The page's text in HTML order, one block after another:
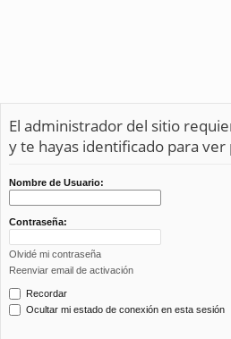
El administrador del sitio
y te hayas identificado para ver
Nombre de Usuario:
Contraseña:
Olvidé mi contraseña
Reenviar email de activación
Recordar
Ocultar mi estado de conexión en esta sesión